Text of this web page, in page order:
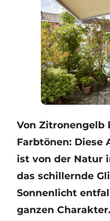
Von Zitronengelb
Farbtönen: Diese
ist von der Natur
das schillernde
Sonnenlicht
ganzen